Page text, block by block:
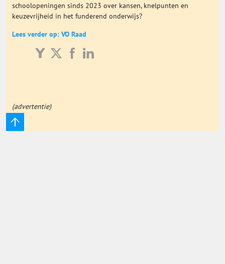
Basisonderwijs
Hoger Onderwijs
MBO
schoolopeningen sinds 2023 over kansen, knelpunten en
keuzevrijheid in het funderend onderwijs?
Lees verder op: VO Raad
(advertentie)